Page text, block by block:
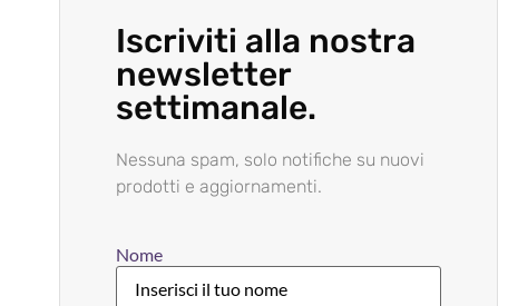
Iscriviti alla nostra
newsletter
settimanale.
Nessuna spam, solo notifiche su nuovi
prodotti e aggiornamenti.
Nome